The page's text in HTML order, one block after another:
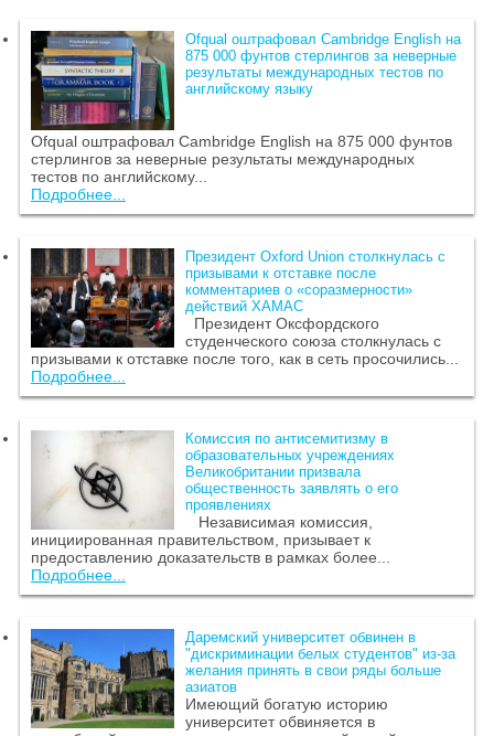
Ofqual оштрафовал Cambridge English на
875 000 фунтов стерлингов за неверные
результаты международных тестов по
английскому языку
Ofqual оштрафовал Cambridge English на 875 000 фунтов
стерлингов за неверные результаты международных
тестов по английскому...
Подробнее...
Президент Oxford Union столкнулась с
призывами к отставке после
комментариев о «соразмерности»
действий ХАМАС
Президент Оксфордского
студенческого союза столкнулась с
призывами к отставке после того, как в сеть просочились...
Подробнее...
Комиссия по антисемитизму в
образовательных учреждениях
Великобритании призвала
общественность заявлять о его
проявлениях
Независимая комиссия,
инициированная правительством, призывает к
предоставлению доказательств в рамках более...
Подробнее...
Даремский университет обвинен в
"дискриминации белых студентов" из-за
желания принять в свои ряды больше
азиатов
Имеющий богатую историю
университет обвиняется в